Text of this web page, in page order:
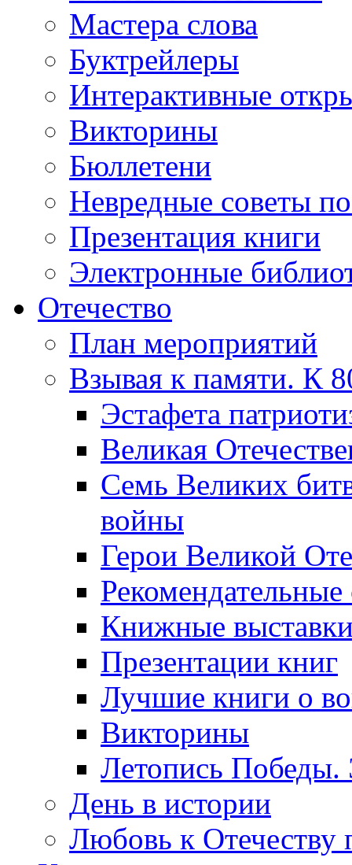
Мастера слова
Буктрейлеры
Интерактивные
Викторины
Бюллетени
Невредные советы
Презентация книги
Электронные
Отечество
План мероприятий
Взывая к памяти. К
Эcтафета
Великая
Семь Великих
войны
Герои Великой
Рекомендательные
Книжные
Презентации книг
Лучшие книги о
Викторины
Летопись Победы.
День в истории
Любовь к Отечеству